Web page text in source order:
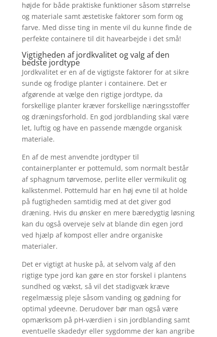
højde for både praktiske funktioner såsom størrelse
og materiale samt æstetiske faktorer som form og
farve. Med disse ting in mente vil du kunne finde de
perfekte containere til dit havearbejde i det små!
Vigtigheden af jordkvalitet og valg af den
bedste jordtype
Jordkvalitet er en af de vigtigste faktorer for at sikre
sunde og frodige planter i containere. Det er
afgørende at vælge den rigtige jordtype, da
forskellige planter kræver forskellige næringsstoffer
og dræningsforhold. En god jordblanding skal være
let, luftig og have en passende mængde organisk
materiale.
En af de mest anvendte jordtyper til
containerplanter er pottemuld, som normalt består
af sphagnum tørvemose, perlite eller vermikulit og
kalkstenmel. Pottemuld har en høj evne til at holde
på fugtigheden samtidig med at det giver god
dræning. Hvis du ønsker en mere bæredygtig løsning
kan du også overveje selv at blande din egen jord
ved hjælp af kompost eller andre organiske
materialer.
Det er vigtigt at huske på, at selvom valg af den
rigtige type jord kan gøre en stor forskel i plantens
sundhed og vækst, så vil det stadigvæk kræve
regelmæssig pleje såsom vanding og gødning for
optimal ydeevne. Derudover bør man også være
opmærksom på pH-værdien i sin jordblanding samt
eventuelle skadedyr eller sygdomme der kan angribe